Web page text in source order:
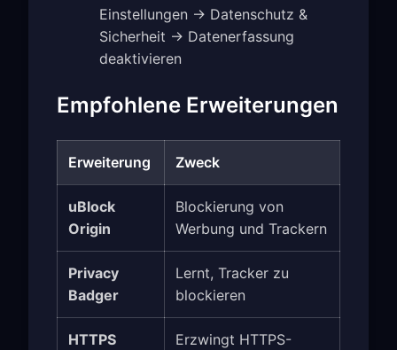
Einstellungen → Datenschutz &
Sicherheit → Datenerfassung
deaktivieren
Empfohlene Erweiterungen
Erweiterung Zweck
uBlock
Origin
Blockierung von
Werbung und Trackern
Privacy
Badger
Lernt, Tracker zu
blockieren
HTTPS
Erzwingt HTTPS-